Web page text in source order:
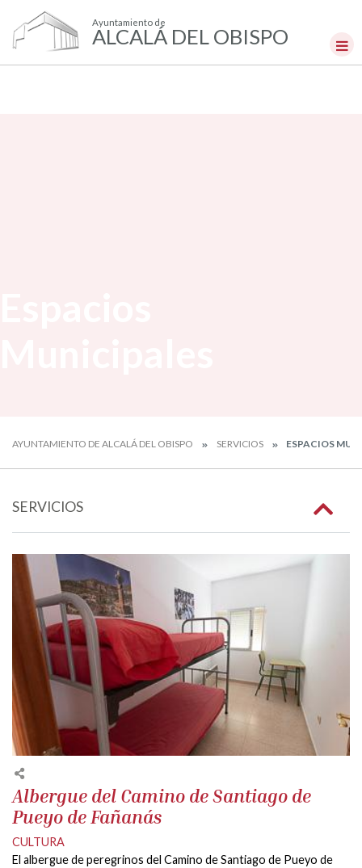
Ayuntamiento de
ALCALÁ DEL OBISPO
AYUNTAMIENTO DE ALCALÁ DEL OBISPO SERVICIOS ESPACIOS
SERVICIOS
Albergue del Camino de Santiago de
Pueyo de Fañanás
CULTURA
El albergue de peregrinos del Camino de Santiago de Pueyo de